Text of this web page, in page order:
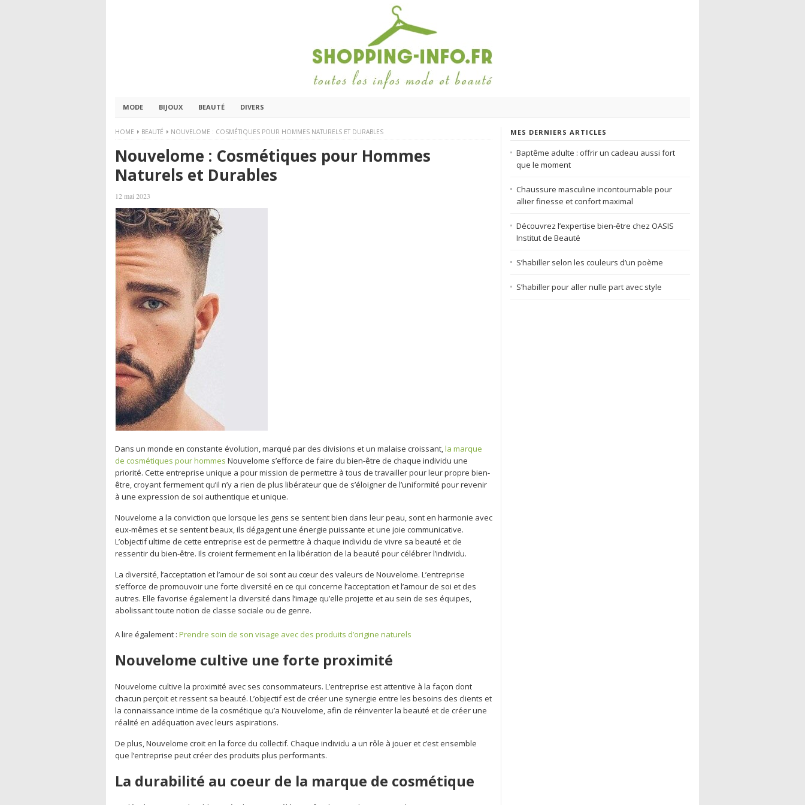
MODE BIJOUX BEAUTÉ DIVERS
HOME BEAUTÉ NOUVELOME : COSMÉTIQUES POUR HOMMES NATURELS ET DURABLES
Nouvelome : Cosmétiques pour Hommes
Naturels et Durables
12 mai 2023
Dans un monde en constante évolution, marqué par des divisions et un malaise croissant,la marque
de cosmétiques pour hommes Nouvelome s’efforce de faire du bien-être de chaque individu une
priorité. Cette entreprise unique a pour mission de permettre à tous de travailler pour leur propre bien-
être, croyant fermement qu’il n’y a rien de plus libérateur que de s’éloigner de l’uniformité pour revenir
à une expression de soi authentique et unique.
Nouvelome a la conviction que lorsque les gens se sentent bien dans leur peau, sont en harmonie avec
eux-mêmes et se sentent beaux, ils dégagent une énergie puissante et une joie communicative.
L’objectif ultime de cette entreprise est de permettre à chaque individu de vivre sa beauté et de
ressentir du bien-être. Ils croient fermement en la libération de la beauté pour célébrer l’individu.
La diversité, l’acceptation et l’amour de soi sont au cœur des valeurs de Nouvelome. L’entreprise
s’efforce de promouvoir une forte diversité en ce qui concerne l’acceptation et l’amour de soi et des
autres. Elle favorise également la diversité dans l’image qu’elle projette et au sein de ses équipes,
abolissant toute notion de classe sociale ou de genre.
A lire également : Prendre soin de son visage avec des produits d’origine naturels
Nouvelome cultive une forte proximité
Nouvelome cultive la proximité avec ses consommateurs. L’entreprise est attentive à la façon dont
chacun perçoit et ressent sa beauté. L’objectif est de créer une synergie entre les besoins des clients et
la connaissance intime de la cosmétique qu’a Nouvelome, afin de réinventer la beauté et de créer une
réalité en adéquation avec leurs aspirations.
De plus, Nouvelome croit en la force du collectif. Chaque individu a un rôle à jouer et c’est ensemble
que l’entreprise peut créer des produits plus performants.
La durabilité au coeur de la marque de cosmétique
MES DERNIERS ARTICLES
Baptême adulte : offrir un cadeau aussi fort
que le moment
Chaussure masculine incontournable pour
allier finesse et confort maximal
Découvrez l’expertise bien-être chez OASIS
Institut de Beauté
S’habiller selon les couleurs d’un poème
S’habiller pour aller nulle part avec style